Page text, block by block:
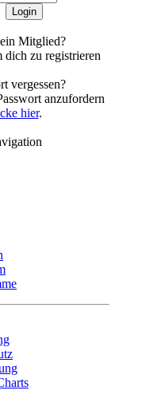
Mitglied?
dich zu registrieren
vergessen?
anzufordern
hier.